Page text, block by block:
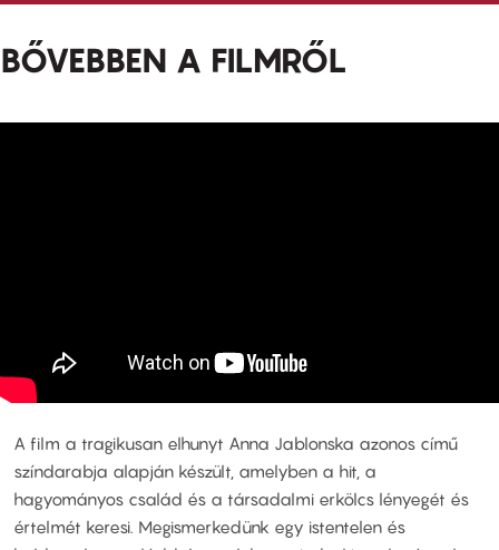
BŐVEBBEN A FILMRŐL
A film a tragikusan elhunyt Anna Jablonska azonos című
színdarabja alapján készült, amelyben a hit, a
hagyományos család és a társadalmi erkölcs lényegét és
értelmét keresi. Megismerkedünk egy istentelen és